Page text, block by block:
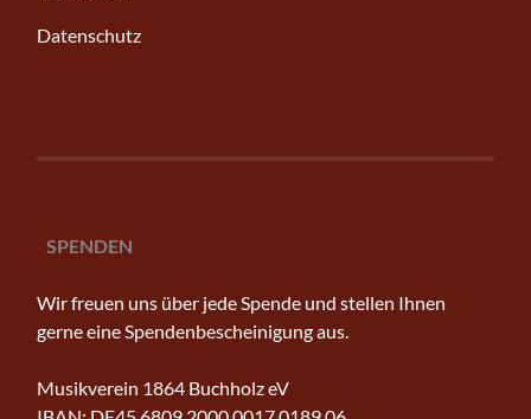
Datenschutz
SPENDEN
Wir freuen uns über jede Spende und stellen Ihnen
gerne eine Spendenbescheinigung aus.
Musikverein 1864 Buchholz eV